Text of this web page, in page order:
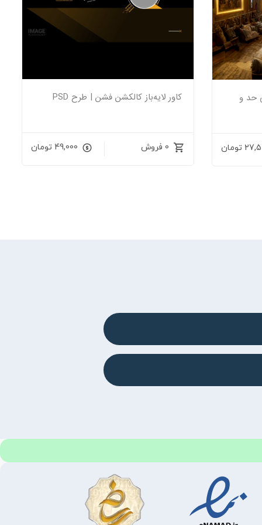
بی حد و
تومان
کاور لایه‌باز کالکشن فشن | طرح PSD
0 فروش 49,000 تومان